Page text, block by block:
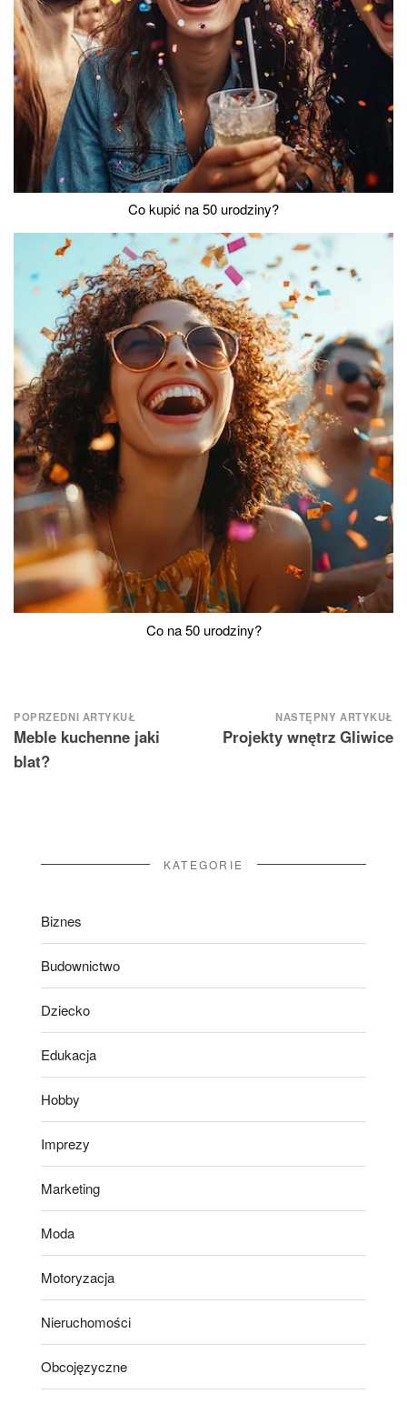
Co kupić na 50 urodziny?
Co na 50 urodziny?
Nawigacja
wpisu
POPRZEDNI ARTYKUŁ
Meble kuchenne jaki
blat?
NASTĘPNY ARTYKUŁ
Projekty wnętrz Gliwice
KATEGORIE
Biznes
Budownictwo
Dziecko
Edukacja
Hobby
Imprezy
Marketing
Moda
Motoryzacja
Nieruchomości
Obcojęzyczne